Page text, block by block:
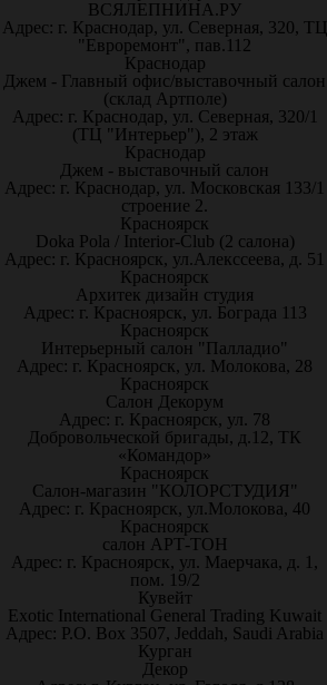
ВСЯЛЕПНИНА.РУ
Адрес: г. Краснодар, ул. Северная, 320, ТЦ
"Евроремонт", пав.112
Краснодар
Джем - Главный офис/выставочный салон
(склад Артполе)
Адрес: г. Краснодар, ул. Северная, 320/1
(ТЦ "Интерьер"), 2 этаж
Краснодар
Джем - выставочный салон
Адрес: г. Краснодар, ул. Московская 133/1
строение 2.
Красноярск
Doka Pola / Interior-Club (2 салона)
Адрес: г. Красноярск, ул.Алекссеева, д. 51
Красноярск
Архитек дизайн студия
Адрес: г. Красноярск, ул. Бограда 113
Красноярск
Интерьерный салон "Палладио"
Адрес: г. Красноярск, ул. Молокова, 28
Красноярск
Салон Декорум
Адрес: г. Красноярск, ул. 78
Добровольческой бригады, д.12, ТК
«Командор»
Красноярск
Салон-магазин "КОЛОРСТУДИЯ"
Адрес: г. Красноярск, ул.Молокова, 40
Красноярск
салон АРТ-ТОН
Адрес: г. Красноярск, ул. Маерчака, д. 1,
пом. 19/2
Кувейт
Exotic International General Trading Kuwait
Адрес: P.O. Box 3507, Jeddah, Saudi Arabia
Курган
Декор